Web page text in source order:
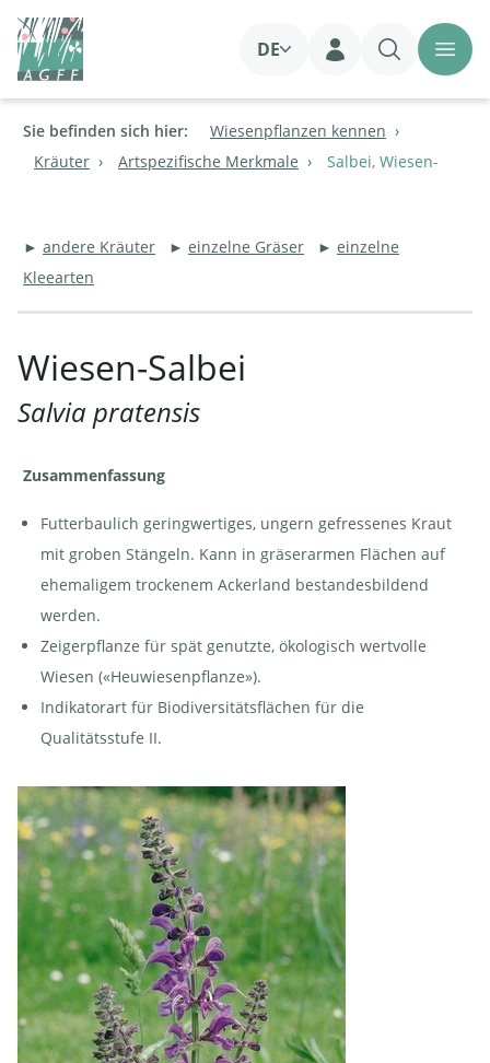
DE
Login
Sie befinden sich hier:
Wiesenpflanzen kennen
Kräuter
Artspezifische Merkmale Salbei, Wiesen-
► andere Kräuter ► einzelne Gräser ► einzelne
Kleearten
Wiesen-Salbei
Salvia pratensis
Zusammenfassung
Futterbaulich geringwertiges, ungern gefressenes Kraut
mit groben Stängeln. Kann in gräserarmen Flächen auf
ehemaligem trockenem Ackerland bestandesbildend
werden.
Zeigerpflanze für spät genutzte, ökologisch wertvolle
Wiesen («Heuwiesenpflanze»).
Indikatorart für Biodiversitätsflächen für die
Qualitätsstufe II.